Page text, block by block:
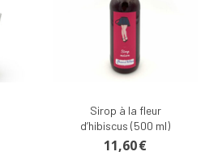
Sirop à la fleur
d’hibiscus (500 ml)
11,60€